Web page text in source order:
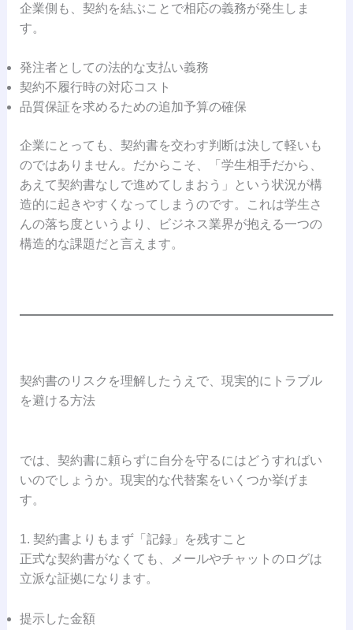
企業側も、契約を結ぶことで相応の義務が発生しま
す。
発注者としての法的な支払い義務
契約不履行時の対応コスト
品質保証を求めるための追加予算の確保
企業にとっても、契約書を交わす判断は決して軽いも
のではありません。だからこそ、「学生相手だから、
あえて契約書なしで進めてしまおう」という状況が構
造的に起きやすくなってしまうのです。これは学生さ
んの落ち度というより、ビジネス業界が抱える一つの
構造的な課題だと言えます。
契約書のリスクを理解したうえで、現実的にトラブル
を避ける方法
では、契約書に頼らずに自分を守るにはどうすればい
いのでしょうか。現実的な代替案をいくつか挙げま
す。
1. 契約書よりもまず「記録」を残すこと
正式な契約書がなくても、メールやチャットのログは
立派な証拠になります。
提示した金額